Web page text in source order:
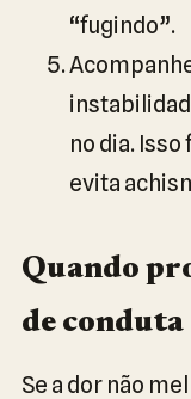
“fugindo”.
no dia.
evita
Quando
de conduta
Se a dor não